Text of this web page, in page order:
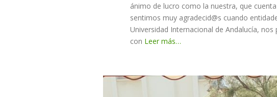
ánimo de lucro como la nuestra, que
sentimos muy agradecid@s cuando
Universidad Internacional de Andalucía,
con Leer más…